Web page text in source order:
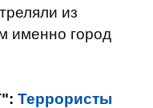
из
именно город
Террористы